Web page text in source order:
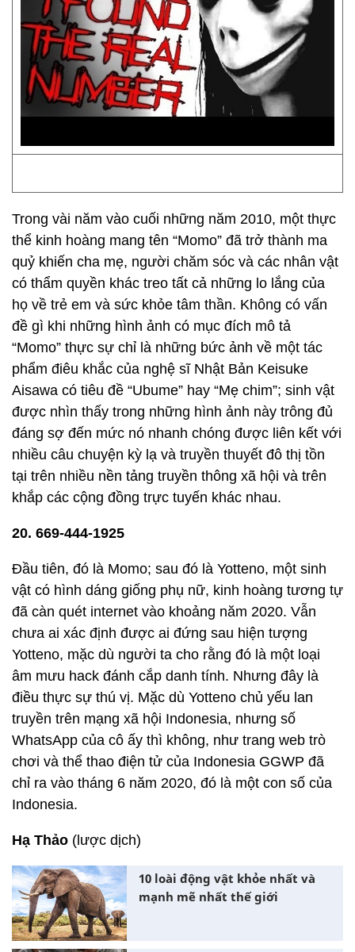
Trong vài năm vào cuối những năm 2010, một thực
thể kinh hoàng mang tên “Momo” đã trở thành ma
quỷ khiến cha mẹ, người chăm sóc và các nhân vật
có thẩm quyền khác treo tất cả những lo lắng của
họ về trẻ em và sức khỏe tâm thần. Không có vấn
đề gì khi những hình ảnh có mục đích mô tả
“Momo” thực sự chỉ là những bức ảnh về một tác
phẩm điêu khắc của nghệ sĩ Nhật Bản Keisuke
Aisawa có tiêu đề “Ubume” hay “Mẹ chim”; sinh vật
được nhìn thấy trong những hình ảnh này trông đủ
đáng sợ đến mức nó nhanh chóng được liên kết với
nhiều câu chuyện kỳ ​​lạ và truyền thuyết đô thị tồn
tại trên nhiều nền tảng truyền thông xã hội và trên
khắp các cộng đồng trực tuyến khác nhau.
20. 669-444-1925
Đầu tiên, đó là Momo; sau đó là Yotteno, một sinh
vật có hình dáng giống phụ nữ, kinh hoàng tương tự
đã càn quét internet vào khoảng năm 2020. Vẫn
chưa ai xác định được ai đứng sau hiện tượng
Yotteno, mặc dù người ta cho rằng đó là một loại
âm mưu hack đánh cắp danh tính. Nhưng đây là
điều thực sự thú vị. Mặc dù Yotteno chủ yếu lan
truyền trên mạng xã hội Indonesia, nhưng số
WhatsApp của cô ấy thì không, như trang web trò
chơi và thể thao điện tử của Indonesia GGWP đã
chỉ ra vào tháng 6 năm 2020, đó là một con số của
Indonesia.
Hạ Thảo (lược dịch)
10 loài động vật khỏe nhất và
mạnh mẽ nhất thế giới